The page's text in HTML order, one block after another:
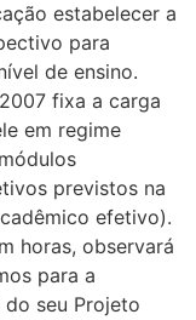
estabelecer a
para
de ensino.
fixa a carga
em regime
previstos na
efetivo).
horas, observará
para a
seu Projeto